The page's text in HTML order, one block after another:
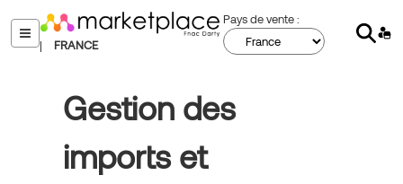
au
contenu
menu
| FRANCE
Pays de vente :
Gestion des
imports et